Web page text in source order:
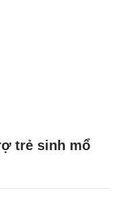
trẻ sinh mổ